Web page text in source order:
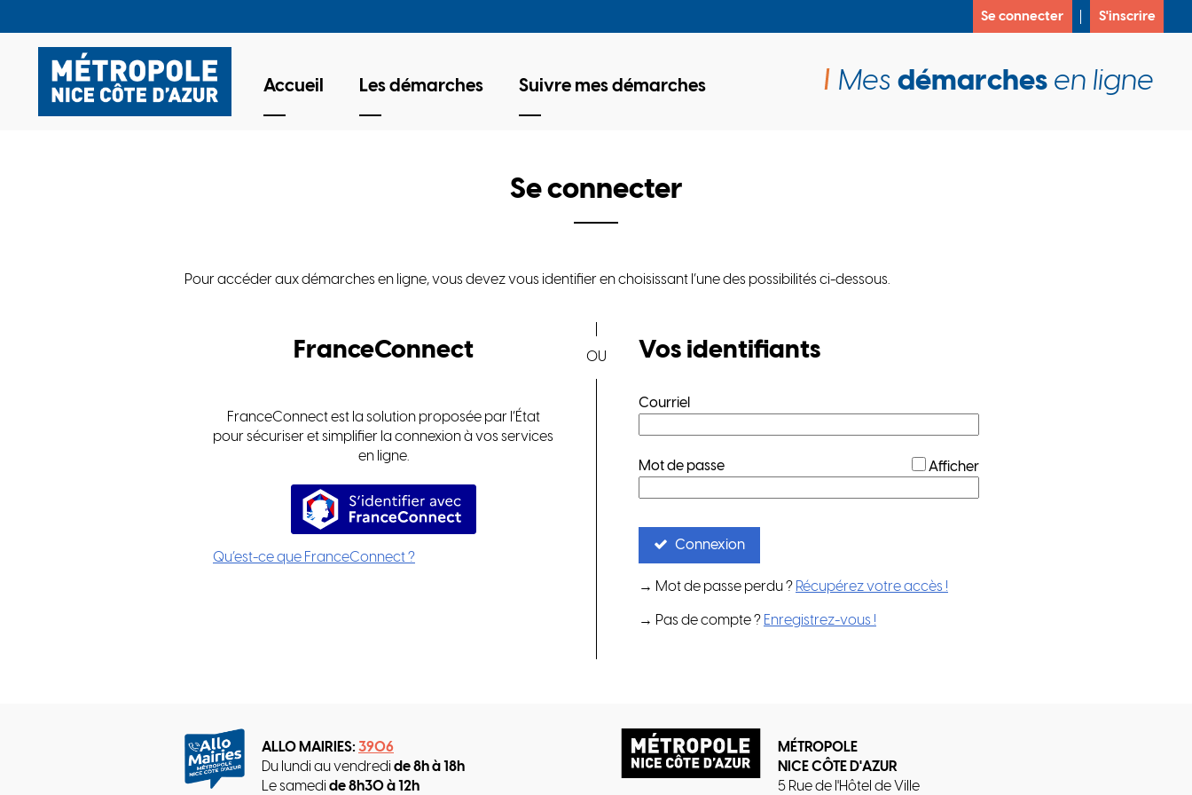
Se connecter S'inscrire
Accueil Les démarches Suivre mes démarches Mes démarchesen ligne
Se connecter
Pour accéder aux démarches en ligne, vous devez vous identifier en choisissant l’une des possibilités ci-dessous.
FranceConnect
FranceConnect est la solution proposée par l’État
pour sécuriser et simplifier la connexion à vos services
en ligne.
S’identifier avec FranceConnect
Qu’est-ce que FranceConnect ?
Vos identifiants
Courriel
Mot de passe Afficher
Connexion
→ Mot de passe perdu ? Récupérez votre accès !
→ Pas de compte ? Enregistrez-vous !
ALLO MAIRIES: 3906
Du lundi au vendredi de 8h à 18h
Le samedi de 8h30 à 12h
MÉTROPOLE
NICE CÔTE D'AZUR
5 Rue de l'Hôtel de Ville